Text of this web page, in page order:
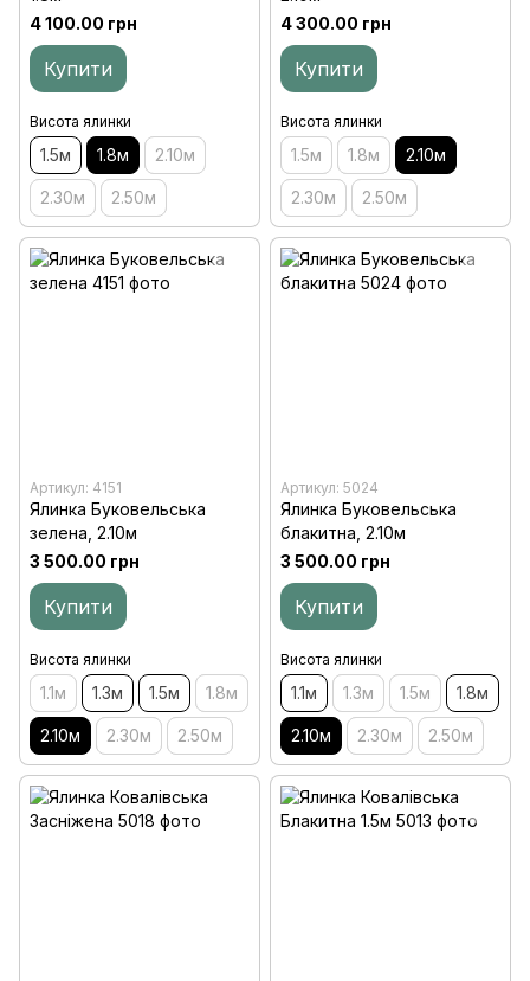
4 100.00 грн
Купити
Висота ялинки
1.5м 1.8м 2.10м
2.30м 2.50м
4 300.00 грн
Купити
Висота ялинки
1.5м 1.8м 2.10м
2.30м 2.50м
Артикул: 4151
Ялинка Буковельська
зелена, 2.10м
3 500.00 грн
Купити
Висота ялинки
1.1м 1.3м 1.5м 1.8м
2.10м 2.30м 2.50м
Артикул: 5024
Ялинка Буковельська
блакитна, 2.10м
3 500.00 грн
Купити
Висота ялинки
1.1м 1.3м 1.5м 1.8м
2.10м 2.30м 2.50м